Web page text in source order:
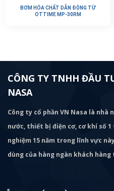
BƠM HÓA CHẤT DẪN ĐỘNG TỪ
OTTIME MP-30RM
CÔNG TY TNHH ĐẦU
NASA
Công ty cổ phần VN Nasa là nhà
nước, thiết bị điện cơ, cơ khí số
nghiệm 15 năm trong lĩnh vực
dùng của hàng ngàn khách